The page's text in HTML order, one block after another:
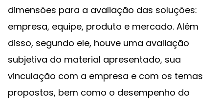
dimensões para a avaliação das soluções:
empresa, equipe, produto e mercado. Além
disso, segundo ele, houve uma avaliação
subjetiva do material apresentado, sua
vinculação com a empresa e com os temas
propostos, bem como o desempenho do